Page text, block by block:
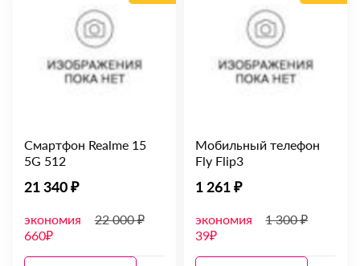
Смартфон Realme 15
5G 512
21 340 ₽
экономия
660₽
22 000 ₽
Мобильный телефон
Fly Flip3
1 261 ₽
экономия
39₽
1 300 ₽